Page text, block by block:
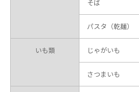
そば
パスタ（乾麺）
いも類 じゃがいも
さつまいも